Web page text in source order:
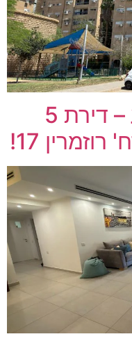
למכירה בבאר שבע – דירת 5
17!